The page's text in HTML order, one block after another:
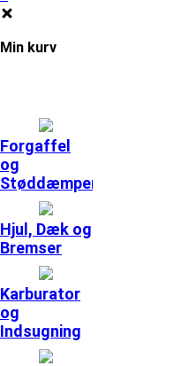
Min kurv
Forgaffel
og
Støddæmpere
Hjul, Dæk og
Bremser
Karburator
og
Indsugning